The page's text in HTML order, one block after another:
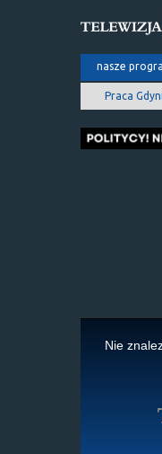
nasze
Praca
Nie